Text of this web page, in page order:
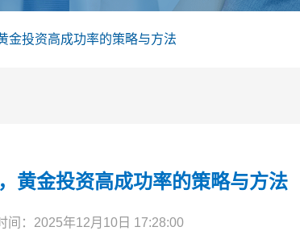
金投资高成功率的策略与方法
黄金投资高成功率的策略与方法
间：2025年12月10日 17:28:00